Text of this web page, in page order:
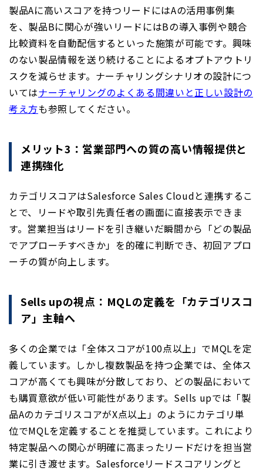
製品Aに高いスコアを持つリードにはAの活用事例集
を、製品Bに関心が強いリードにはBの導入事例や競合
比較資料を自動配信するといった施策が可能です。興味
のない製品情報を送り続けることによるオプトアウトリ
スクを減らせます。ナーチャリングシナリオの設計につ
いてはナーチャリングのよくある間違いと正しい設計の
考え方も参照してください。
メリット3：営業部門への質の高い情報提供と
連携強化
カテゴリスコアはSalesforce Sales Cloudと連携するこ
とで、リードや取引先責任者の画面に直接表示できま
す。営業担当はリードを引き継いだ瞬間から「どの製品
でアプローチすべきか」を的確に判断でき、初回アプロ
ーチの質が向上します。
Sells upの視点：MQLの定義を「カテゴリスコ
ア」主軸へ
多くの企業では「全体スコアが100点以上」でMQLを定
義しています。しかし複数製品を持つ企業では、全体ス
コアが高くても興味が分散しており、どの製品において
も購買意欲が低い可能性があります。Sells upでは「製
品AのカテゴリスコアがX点以上」のようにカテゴリ単
位でMQLを定義することを推奨しています。これにより
特定製品への関心が明確に高まったリードだけを担当営
業に引き渡せます。Salesforceリードスコアリングと